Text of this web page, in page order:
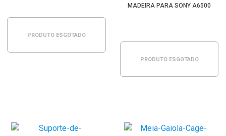
PRODUTO ESGOTADO
MADEIRA PARA SONY A6500
PRODUTO ESGOTADO